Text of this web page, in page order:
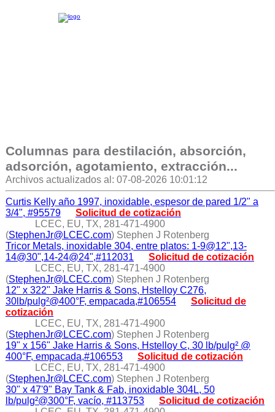
Columnas para destilación, absorción,
adsorción, agotamiento, extracción...
Archivos actualizados al: 07-08-2026 10:01:12
Curtis Kelly año 1997, inoxidable, espesor de pared 1/2" a
3/4", #95579
Solicitud de cotización
LCEC, EU, TX, 281-471-4900
(StephenJr@LCEC.com) Stephen J Rotenberg
Tricor Metals, inoxidable 304, entre platos: 1-9@12",13-
14@30",14-24@24",#112031
Solicitud de cotización
LCEC, EU, TX, 281-471-4900
(StephenJr@LCEC.com) Stephen J Rotenberg
12" x 322" Jake Harris & Sons, Hstelloy C276,
30lb/pulg²@400°F, empacada,#106554
Solicitud de
cotización
LCEC, EU, TX, 281-471-4900
(StephenJr@LCEC.com) Stephen J Rotenberg
19" x 156" Jake Harris & Sons, Hstelloy C, 30 lb/pulg² @
400°F, empacada,#106553
Solicitud de cotización
LCEC, EU, TX, 281-471-4900
(StephenJr@LCEC.com) Stephen J Rotenberg
30" x 47'9" Bay Tank & Fab, inoxidable 304L, 50
lb/pulg²@300°F, vacío, #113753
Solicitud de cotización